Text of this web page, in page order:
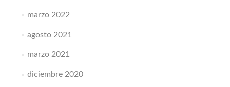
marzo 2022
agosto 2021
marzo 2021
diciembre 2020